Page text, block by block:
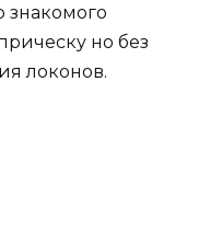
знакомого
но без
локонов.